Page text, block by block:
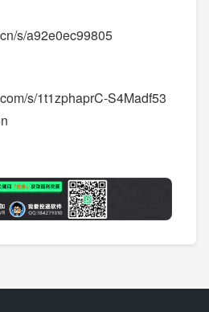
s/a92e0ec99805
s/1t1zphaprC-S4Madf53